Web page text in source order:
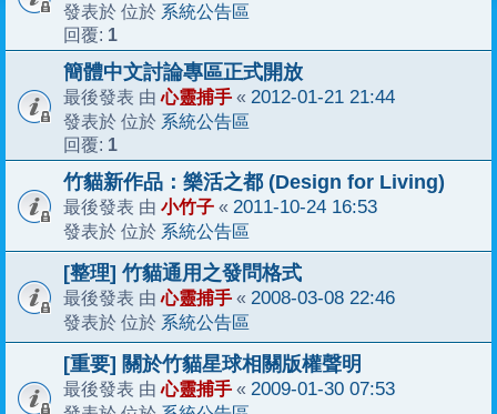
發表於 位於 系統公告區
回覆: 1
簡體中文討論專區正式開放
最後發表 由心靈捕手 « 2012-01-21 21:44
發表於 位於 系統公告區
回覆: 1
竹貓新作品：樂活之都 (Design for Living)
最後發表 由 小竹子 « 2011-10-24 16:53
發表於 位於 系統公告區
[整理] 竹貓通用之發問格式
最後發表 由心靈捕手 « 2008-03-08 22:46
發表於 位於 系統公告區
[重要] 關於竹貓星球相關版權聲明
最後發表 由心靈捕手 « 2009-01-30 07:53